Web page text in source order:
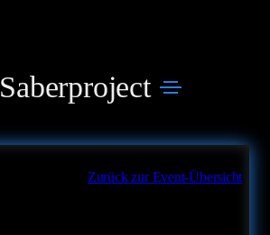
Saberproject
Zurück zur Event-Übersicht